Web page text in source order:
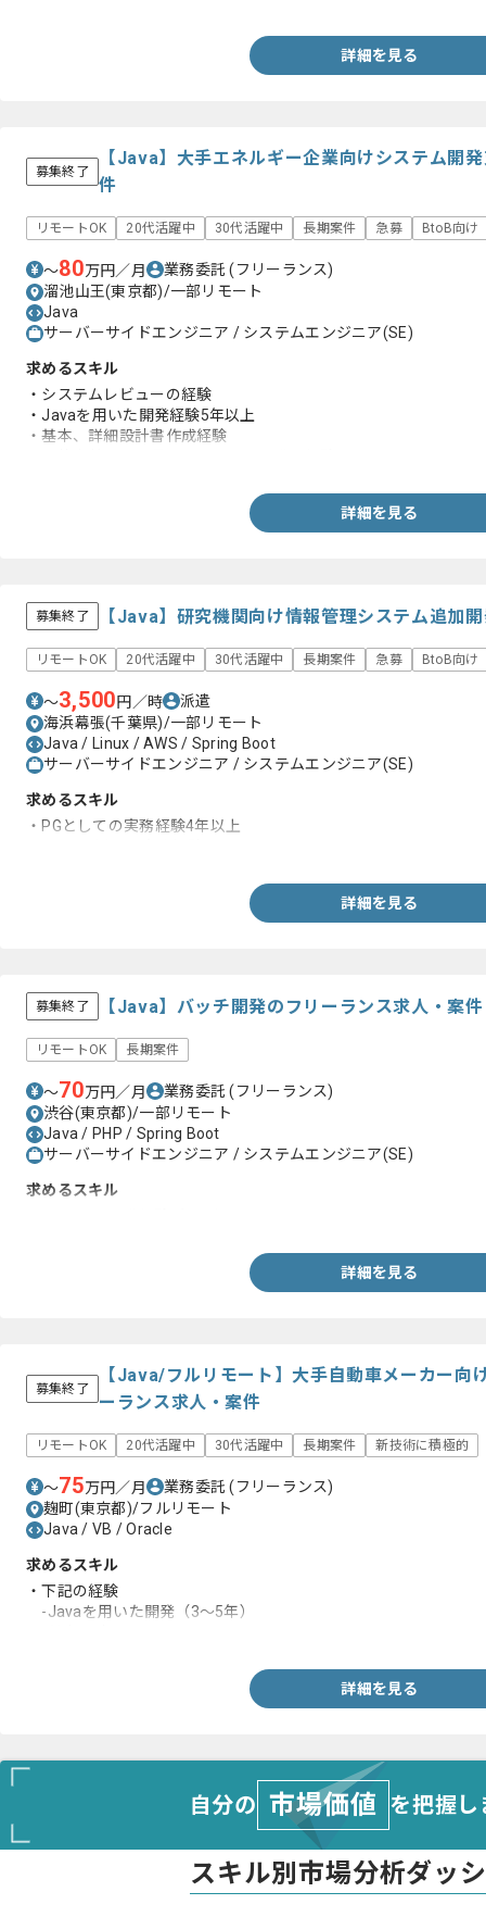
詳細を見る
募集終了
【Java】大手エネルギー企業向けシステム開
件
リモートOK 20代活躍中 30代活躍中 長期案件 急募 BtoB向け
〜80万円／月 業務委託(フリーランス)
溜池山王(東京都)/一部リモート
Java
サーバーサイドエンジニア / システムエンジニア(SE)
求めるスキル
・システムレビューの経験
・Javaを用いた開発経験5年以上
・基本、詳細設計書作成経験
詳細を見る
募集終了 【Java】研究機関向け情報管理システム追加
リモートOK 20代活躍中 30代活躍中 長期案件 急募 BtoB向け
〜3,500円／時
派遣
海浜幕張(千葉県)/一部リモート
Java / Linux / AWS / Spring Boot
サーバーサイドエンジニア / システムエンジニア(SE)
求めるスキル
・PGとしての実務経験4年以上
詳細を見る
募集終了 【Java】バッチ開発のフリーランス求人・案件
リモートOK 長期案件
〜70万円／月 業務委託(フリーランス)
渋谷(東京都)/一部リモート
Java / PHP / Spring Boot
サーバーサイドエンジニア / システムエンジニア(SE)
求めるスキル
詳細を見る
募集終了
【Java/フルリモート】大手自動車メーカー向
ーランス求人・案件
リモートOK 20代活躍中 30代活躍中 長期案件 新技術に積極的
〜75万円／月 業務委託(フリーランス)
麹町(東京都)/フルリモート
Java / VB / Oracle
求めるスキル
・下記の経験
-Javaを用いた開発（3～5年）
詳細を見る
自分の 市場価値 を把握
スキル別市場分析ダッ